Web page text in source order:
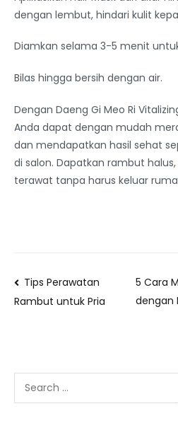
dengan lembut, hindari kulit
Diamkan selama 3-5 menit
Bilas hingga bersih dengan air.
Dengan Daeng Gi Meo Ri
Anda dapat dengan mudah
dan mendapatkan hasil sehat
di salon. Dapatkan rambut
terawat tanpa harus keluar
Tips Perawatan
Rambut untuk Pria
5 Cara
dengan